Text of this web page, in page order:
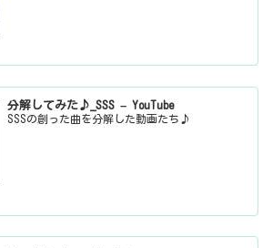
分解してみた♪_SSS – YouTube
SSSの創った曲を分解した動画たち♪